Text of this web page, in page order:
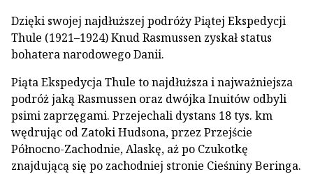
Dzięki swojej najdłuższej podróży Piątej Ekspedycji
Thule (1921–1924) Knud Rasmussen zyskał status
bohatera narodowego Danii.
Piąta Ekspedycja Thule to najdłuższa i najważniejsza
podróż jaką Rasmussen oraz dwójka Inuitów odbyli
psimi zaprzęgami. Przejechali dystans 18 tys. km
wędrując od Zatoki Hudsona, przez Przejście
Północno-Zachodnie, Alaskę, aż po Czukotkę
znajdującą się po zachodniej stronie Cieśniny Beringa.